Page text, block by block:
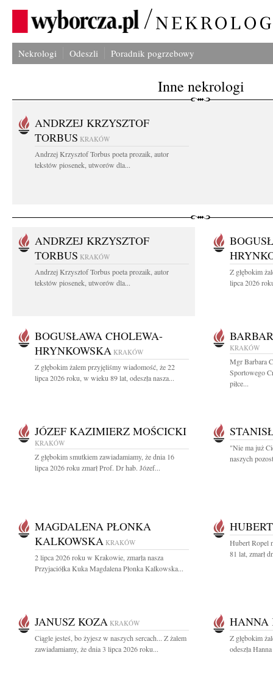
Nekrologi Odeszli Poradnik pogrzebowy
Inne nekrologi
ANDRZEJ KRZYSZTOF
TORBUS KRAKÓW
Andrzej Krzysztof Torbus poeta prozaik, autor
tekstów piosenek, utworów dla...
ANDRZEJ KRZYSZTOF
TORBUS KRAKÓW
Andrzej Krzysztof Torbus poeta prozaik, autor
tekstów piosenek, utworów dla...
Z głębokim
lipca 2026
BOGUSŁAWA CHOLEWA-
HRYNKOWSKA KRAKÓW
Z głębokim żalem przyjęliśmy wiadomość, że 22
lipca 2026 roku, w wieku 89 lat, odeszła nasza...
KRAKÓW
Mgr Barbara
Sportowego
piłce...
JÓZEF KAZIMIERZ MOŚCICKI
KRAKÓW
Z głębokim smutkiem zawiadamiamy, że dnia 16
lipca 2026 roku zmarł Prof. Dr hab. Józef...
"Nie ma już
naszych
MAGDALENA PŁONKA
KALKOWSKA KRAKÓW
2 lipca 2026 roku w Krakowie, zmarła nasza
Przyjaciółka Kuka Magdalena Płonka Kalkowska...
Hubert Ropel
81 lat, zmarł
JANUSZ KOZA KRAKÓW
Ciągle jesteś, bo żyjesz w naszych sercach... Z żalem
zawiadamiamy, że dnia 3 lipca 2026 roku...
HANNA
Z głębokim
odeszła